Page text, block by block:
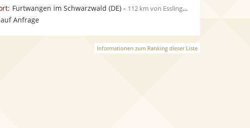
Furtwangen im Schwarzwald (DE)- 112 km von Esslingen am Neckar
auf Anfrage
Informationen zum Ranking dieser Liste